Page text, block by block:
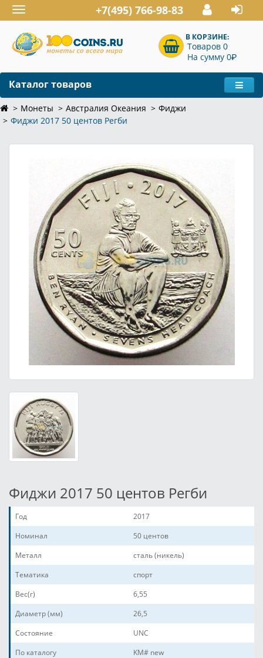
Toggle
navigation
+7(495) 766-98-83
В КОРЗИНЕ:
Товаров 0
На сумму 0P
Каталог товаров
Монеты Австралия Океания
Фиджи
Фиджи 2017 50 центов Регби
Фиджи 2017 50 центов Регби
Год
2017
Номинал
50 центов
Металл
сталь (никель)
Тематика
спорт
Вес(г)
6,55
Диаметр (мм)
26,5
Состояние
UNC
По каталогу
KM# new